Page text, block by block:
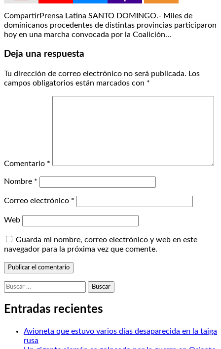
CompartirPrensa Latina SANTO DOMINGO.- Miles de
dominicanos procedentes de distintas provincias participaron
hoy en una marcha convocada por la Coalición…
Deja una respuesta
Tu dirección de correo electrónico no será publicada. Los
campos obligatorios están marcados con *
Comentario *
Nombre *
Correo electrónico *
Web
Guarda mi nombre, correo electrónico y web en este
navegador para la próxima vez que comente.
Buscar:
Entradas recientes
Avioneta que estuvo varios días desaparecida en la taiga
rusa